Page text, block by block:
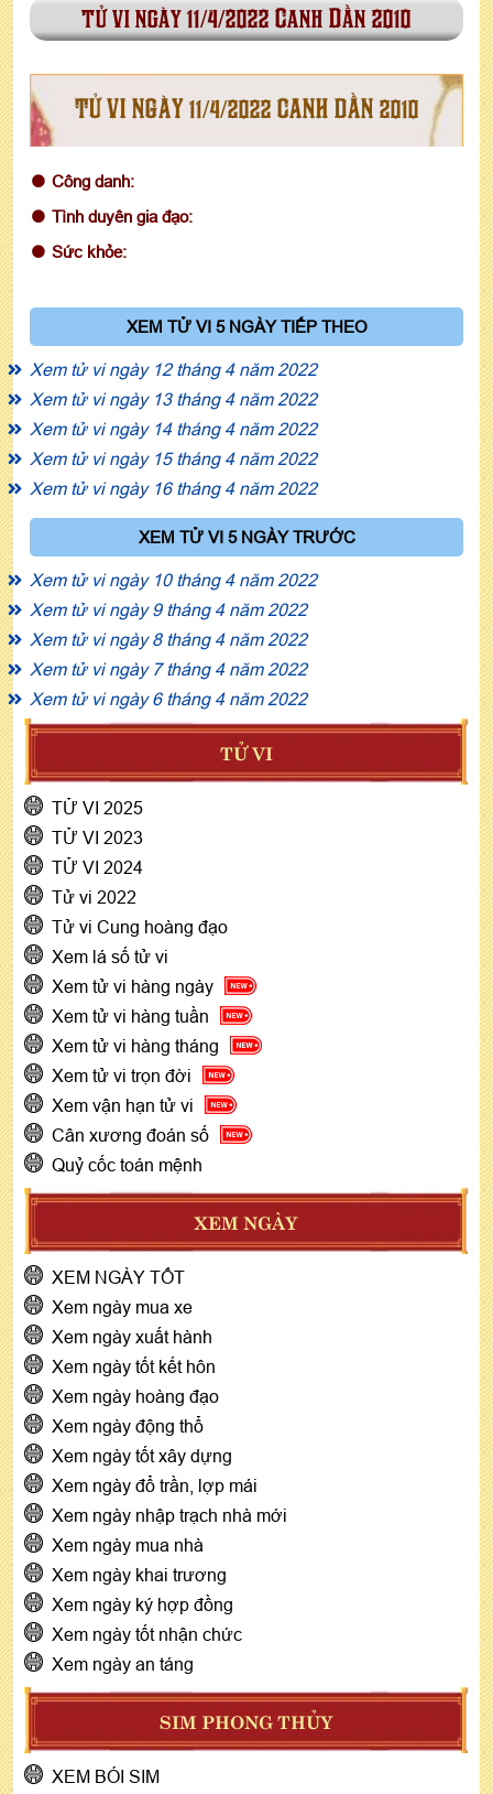
tử vi ngày 11/4/2022 Canh Dần 2010
TỬ VI NGÀY 11/4/2022 CANH DẦN 2010
Công danh:
Tình duyên gia đạo:
Sức khỏe:
XEM TỬ VI 5 NGÀY TIẾP THEO
Xem tử vi ngày 12 tháng 4 năm 2022
Xem tử vi ngày 13 tháng 4 năm 2022
Xem tử vi ngày 14 tháng 4 năm 2022
Xem tử vi ngày 15 tháng 4 năm 2022
Xem tử vi ngày 16 tháng 4 năm 2022
XEM TỬ VI 5 NGÀY TRƯỚC
Xem tử vi ngày 10 tháng 4 năm 2022
Xem tử vi ngày 9 tháng 4 năm 2022
Xem tử vi ngày 8 tháng 4 năm 2022
Xem tử vi ngày 7 tháng 4 năm 2022
Xem tử vi ngày 6 tháng 4 năm 2022
TỬ VI
TỬ VI 2025
TỬ VI 2023
TỬ VI 2024
Tử vi 2022
Tử vi Cung hoàng đạo
Xem lá số tử vi
Xem tử vi hàng ngày
Xem tử vi hàng tuần
Xem tử vi hàng tháng
Xem tử vi trọn đời
Xem vận hạn tử vi
Cân xương đoán số
Quỷ cốc toán mệnh
XEM NGÀY
XEM NGÀY TỐT
Xem ngày mua xe
Xem ngày xuất hành
Xem ngày tốt kết hôn
Xem ngày hoàng đạo
Xem ngày động thổ
Xem ngày tốt xây dựng
Xem ngày đổ trần, lợp mái
Xem ngày nhập trạch nhà mới
Xem ngày mua nhà
Xem ngày khai trương
Xem ngày ký hợp đồng
Xem ngày tốt nhận chức
Xem ngày an táng
SIM PHONG THỦY
XEM BÓI SIM